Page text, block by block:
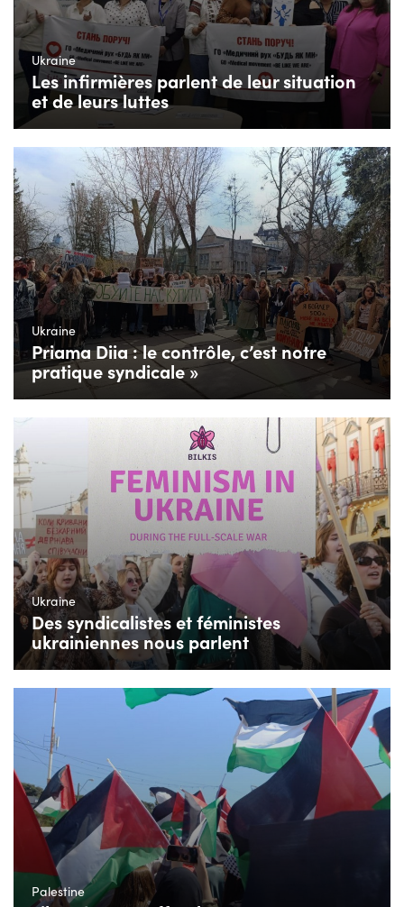
Ukraine
Les infirmières parlent de leur situation
et de leurs luttes
Ukraine
Priama Diia : le contrôle, c’est notre
pratique syndicale »
Ukraine
Des syndicalistes et féministes
ukrainiennes nous parlent
Palestine